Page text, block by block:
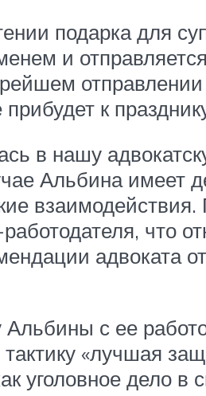
подарка для
и
к
в нашу
Альбина имеет
взаимодействия.
что
адвоката
с ее
«лучшая
уголовное дело в